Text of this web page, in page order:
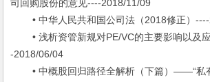
司回购股份的意见----2018/11/09
• 中华人民共和国公司法（2018修正）----
• 浅析资管新规对PE/VC的主要影响以及
-2018/06/04
• 中概股回归路径全解析（下篇）——“私